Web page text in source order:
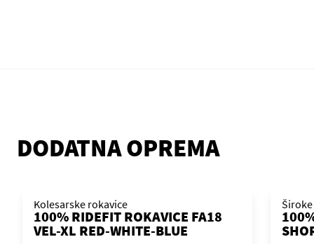
DODATNA OPREMA
Kolesarske rokavice
100% RIDEFIT ROKAVICE FA18
VEL-XL RED-WHITE-BLUE